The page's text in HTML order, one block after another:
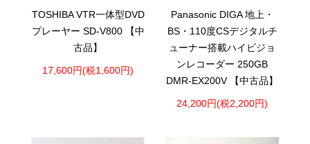
TOSHIBA VTR一体型DVD
プレーヤー SD-V800 【中
古品】
17,600円(税1,600円)
Panasonic DIGA 地上・
BS・110度CSデジタルチ
ューナー搭載ハイビジョ
ンレコーダー 250GB
DMR-EX200V 【中古品】
24,200円(税2,200円)